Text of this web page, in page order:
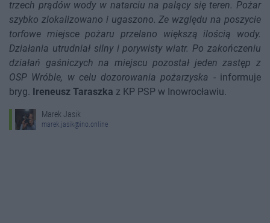
trzech prądów wody w natarciu na palący się teren. Pożar
szybko zlokalizowano i ugaszono. Ze względu na poszycie
torfowe miejsce pożaru przelano większą ilością wody.
Działania utrudniał silny i porywisty wiatr. Po zakończeniu
działań gaśniczych na miejscu pozostał jeden zastęp z
OSP Wróble, w celu dozorowania pożarzyska - informuje
bryg. Ireneusz Taraszka z KP PSP w Inowrocławiu.
Marek Jasik
marek.jasik@ino.online